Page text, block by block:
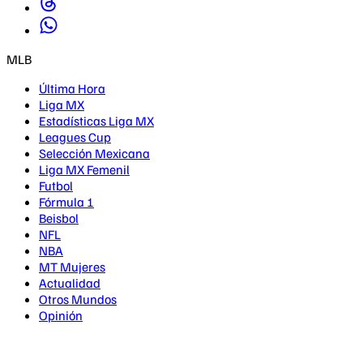
MLB
Última Hora
Liga MX
Estadísticas Liga MX
Leagues Cup
Selección Mexicana
Liga MX Femenil
Futbol
Fórmula 1
Beisbol
NFL
NBA
MT Mujeres
Actualidad
Otros Mundos
Opinión